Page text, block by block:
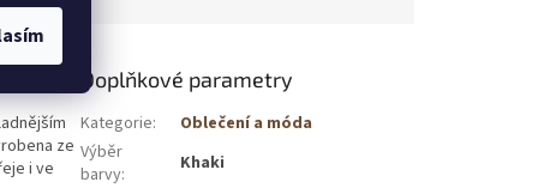
ze
i ve
Doplňkové parametry
Kategorie:
Oblečení a móda
Výběr
barvy:
Khaki